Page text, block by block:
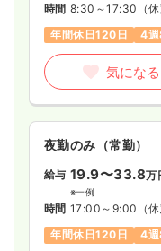
時間 8:30～17:30 （
年間休日120日
4
気になる
夜勤のみ（常勤）
給与 19.9〜33.8万
※一例
時間 17:00～9:00 （
年間休日120日
4